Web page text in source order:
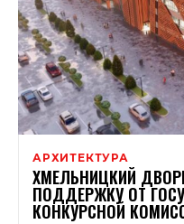
АРХИТЕКТУРА
ХМЕЛЬНИЦКИЙ
ПОДДЕРЖКУ ОТ
КОНКУРСНОЙ